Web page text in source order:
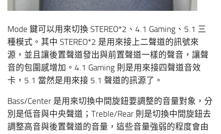
Mode 鍵可以用來切換 STEREO*2、4.1 Gaming、5.1 三
種模式。其中 STEREO*2 是用來接上二聲道的訊號來
源，並且讓後置聲道發出與前置聲道一樣的聲音，讓聲
音的包圍感增加。4.1 Gaming 則是用來接四聲道音效
卡，5.1 當然是用來接 5.1 聲道的訊源了。
Bass/Center 是用來切換中間旋鈕要調整的音量對象，分
別是低音與中央聲道；Treble/Rear 則是切換中間旋鈕去
調整高音與後置聲道的音量，這些音量強弱的程度會由